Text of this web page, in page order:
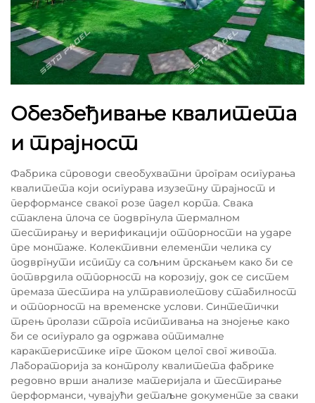
Обезбеђивање квалитета
и трајност
Фабрика спроводи свеобухватни програм осигурања
квалитета који осигурава изузетну трајност и
перформансе сваког розе падел корта. Свака
стаклена плоча се подвргнула термалном
тестирању и верификацији отпорности на ударе
пре монтаже. Колективни елементи челика су
подвргнути испиту са сољним прскањем како би се
потврдила отпорност на корозију, док се систем
премаза тестира на ултравиолетову стабилност
и отпорност на временске услови. Синтетички
трењ пролази строга испитивања на знојење како
би се осигурало да одржава оптималне
карактеристике игре током целог свог живота.
Лабораторија за контролу квалитета фабрике
редовно врши анализе материјала и тестирање
перформанси, чувајући детаљне документе за сваки